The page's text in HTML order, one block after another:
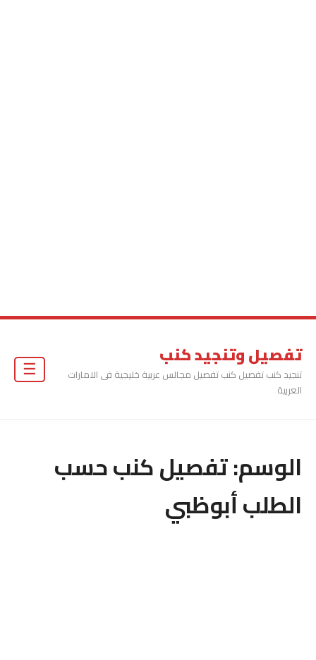
تفصيل وتنجيد كنب
تنجيد كنب تفصيل كنب تفصيل مجالس عربية خليجية فى الامارات
العربية
الوسم:تفصيل كنب حسب
الطلب أبوظبي